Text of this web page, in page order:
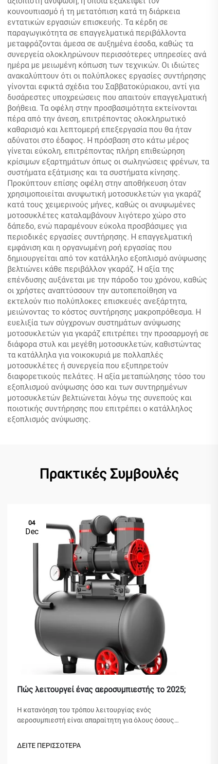
κουνουπιασμό ή τη μετατόπιση κατά τη διάρκεια
εντατικών εργασιών επισκευής. Τα κέρδη σε
παραγωγικότητα σε επαγγελματικά περιβάλλοντα
μεταφράζονται άμεσα σε αυξημένα έσοδα, καθώς τα
συνεργεία ολοκληρώνουν περισσότερες υπηρεσίες ανά
ημέρα με μειωμένη κόπωση των τεχνικών. Οι ιδιώτες
ανακαλύπτουν ότι οι πολύπλοκες εργασίες συντήρησης
γίνονται εφικτά σχέδια του Σαββατοκύριακου, αντί για
δυσάρεστες υποχρεώσεις που απαιτούν επαγγελματική
βοήθεια. Τα οφέλη στην προσβασιμότητα εκτείνονται
πέρα από την άνεση, επιτρέποντας ολοκληρωτικό
καθαρισμό και λεπτομερή επεξεργασία που θα ήταν
αδύνατοι στο έδαφος. Η πρόσβαση στο κάτω μέρος
γίνεται εύκολη, επιτρέποντας πλήρη επιθεώρηση
κρίσιμων εξαρτημάτων όπως οι σωληνώσεις φρένων, τα
συστήματα εξάτμισης και τα συστήματα κίνησης.
Προκύπτουν επίσης οφέλη στην αποθήκευση όταν
χρησιμοποιείται ανυψωτική μοτοσυκλετών για γκαράζ
κατά τους χειμερινούς μήνες, καθώς οι ανυψωμένες
μοτοσυκλέτες καταλαμβάνουν λιγότερο χώρο στο
δάπεδο, ενώ παραμένουν εύκολα προσβάσιμες για
περιοδικές εργασίες συντήρησης. Η επαγγελματική
εμφάνιση και η οργανωμένη ροή εργασίας που
δημιουργείται από τον κατάλληλο εξοπλισμό ανύψωσης
βελτιώνει κάθε περιβάλλον γκαράζ. Η αξία της
επένδυσης αυξάνεται με την πάροδο του χρόνου, καθώς
οι χρήστες αναπτύσσουν την αυτοπεποίθηση να
εκτελούν πιο πολύπλοκες επισκευές ανεξάρτητα,
μειώνοντας το κόστος συντήρησης μακροπρόθεσμα. Η
ευελιξία των σύγχρονων συστημάτων ανύψωσης
μοτοσυκλετών για γκαράζ επιτρέπει την προσαρμογή σε
διάφορα στυλ και μεγέθη μοτοσυκλετών, καθιστώντας
τα κατάλληλα για νοικοκυριά με πολλαπλές
μοτοσυκλέτες ή συνεργεία που εξυπηρετούν
διαφορετικούς πελάτες. Η αξία μεταπώλησης τόσο του
εξοπλισμού ανύψωσης όσο και των συντηρημένων
μοτοσυκλετών βελτιώνεται λόγω της συνεπούς και
ποιοτικής συντήρησης που επιτρέπει ο κατάλληλος
εξοπλισμός ανύψωσης.
Πρακτικές Συμβουλές
04
Dec
Πώς λειτουργεί ένας αεροσυμπιεστής το 2025;
Η κατανόηση του τρόπου λειτουργίας ενός
αεροσυμπιεστή είναι απαραίτητη για όλους όσους
ΔΕΙΤΕ ΠΕΡΙΣΣΟΤΕΡΑ